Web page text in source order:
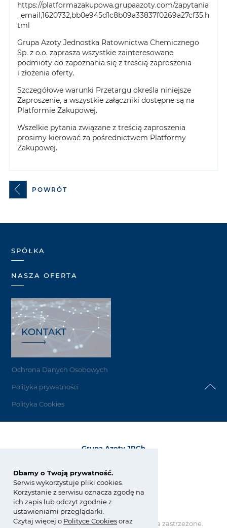
Dbamy o Twoją prywatność.
Serwis wykorzystuje pliki cookies.
Korzystanie z serwisu oznacza zgodę na
ich zapis lub odczyt zgodnie z
ustawieniami przeglądarki.
Czytaj więcej o PolityceCookiesoraz
https://platformazakupowa.grupaazoty.com/zapytania
_email,1620732,bb0e945d1c8b09a33837f0269a27cf35.h
tml
Grupa Azoty Jednostka Ratownictwa Chemicznego
Sp. z o.o. zaprasza wszystkie zainteresowane
podmioty do zapoznania się z treścią zaproszenia
i złożenia oferty.
Szczegółowe warunki Przetargu określa niniejsze
Zaproszenie, a wszystkie załączniki dostępne są na
Platformie Zakupowej.
Wszelkie pytania związane z treścią zaproszenia
prosimy kierować za pośrednictwem Platformy
Zakupowej.
POWRÓT
SPÓŁKA
NASZA OFERTA
KONTAKT
Ochrona Danych Osobowych
Polityka prywatności
Polityka Cookies
Grupa Azoty JRCh
33-101 Tarnów
tel.:+48 14 633 06 82
fax: +48 14 628 34 57
jrch@grupaazoty.com
Copyright © Grupa Azoty. Wszelkie prawa zastrzeżone.